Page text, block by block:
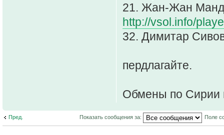
21. Жан-Жан
http://vsol.info/
32. Димитар
пердлагайте.
Обмены по Сирии
Пред. Показать сообщения за: Поле